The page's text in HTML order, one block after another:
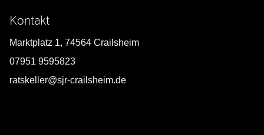
Kontakt
Marktplatz 1, 74564 Crailsheim
07951 9595823
ratskeller@sjr-crailsheim.de